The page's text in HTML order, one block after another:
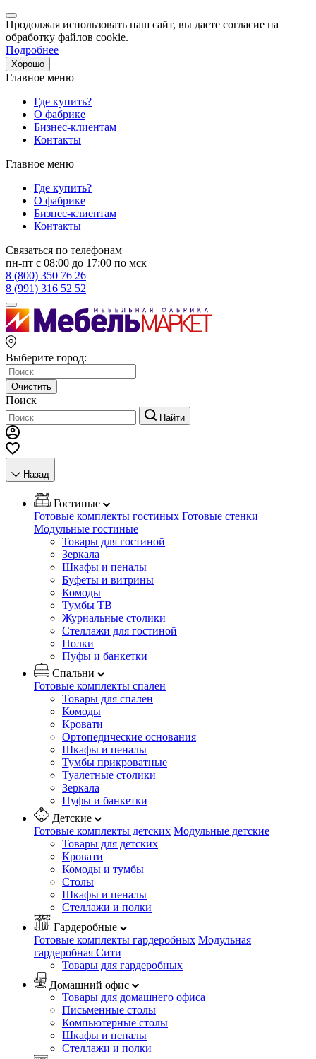
Продолжая использовать наш сайт, вы даете согласие на
обработку файлов cookie.
Подробнее
Хорошо
Главное меню
Где купить?
О фабрике
Бизнес-клиентам
Контакты
Главное меню
Где купить?
О фабрике
Бизнес-клиентам
Контакты
Связаться по телефонам
пн-пт с 08:00 до 17:00 по мск
8 (800) 350 76 26
8 (991) 316 52 52
Выберите город:
Очистить
Поиск
Найти
Назад
Гостиные
Готовые комплекты гостиных Готовые стенки
Модульные гостиные
Товары для гостиной
Зеркала
Шкафы и пеналы
Буфеты и витрины
Комоды
Тумбы ТВ
Журнальные столики
Стеллажи для гостиной
Полки
Пуфы и банкетки
Спальни
Готовые комплекты спален
Товары для спален
Комоды
Кровати
Ортопедические основания
Шкафы и пеналы
Тумбы прикроватные
Туалетные столики
Зеркала
Пуфы и банкетки
Детские
Готовые комплекты детских Модульные детские
Товары для детских
Кровати
Комоды и тумбы
Столы
Шкафы и пеналы
Стеллажи и полки
Гардеробные
Готовые комплекты гардеробных Модульная
гардеробная Сити
Товары для гардеробных
Домашний офис
Товары для домашнего офиса
Письменные столы
Компьютерные столы
Шкафы и пеналы
Стеллажи и полки